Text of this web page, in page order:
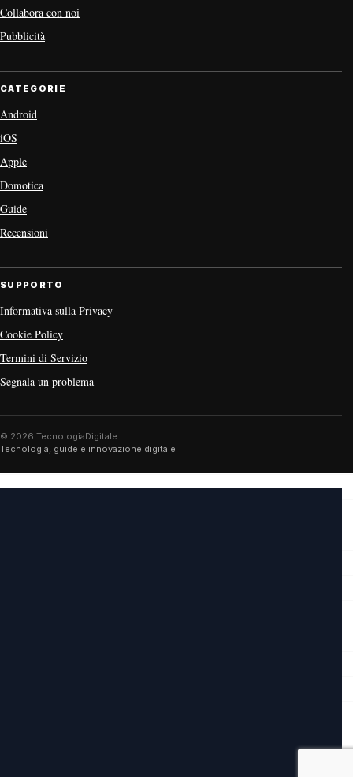
Collabora con noi
Pubblicità
CATEGORIE
Android
iOS
Apple
Domotica
Guide
Recensioni
SUPPORTO
Informativa sulla Privacy
Cookie Policy
Termini di Servizio
Segnala un problema
© 2026 TecnologiaDigitale
Tecnologia, guide e innovazione digitale